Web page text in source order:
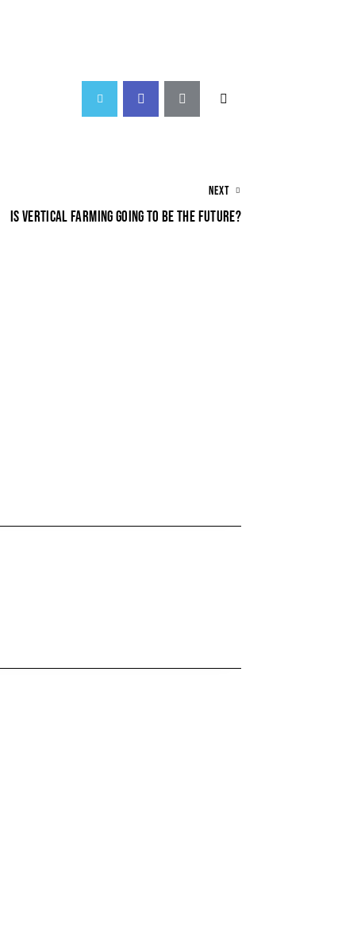
NEXT
IS VERTICAL FARMING GOING TO BE THE FUTURE?